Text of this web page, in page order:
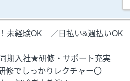
未経験OK ／日払い&週払いOK
期入社★研修・サポート充実
修でしっかりレクチャー〇